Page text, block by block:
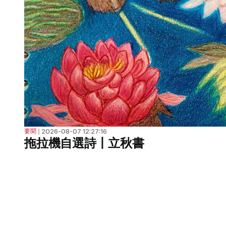
要聞 ❘ 2026-08-07 12:27:16
拖拉機自選詩丨立秋書